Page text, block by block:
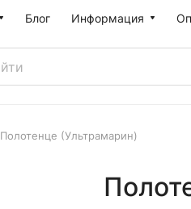
Блог Информация
Полотенце (Ультрамарин)